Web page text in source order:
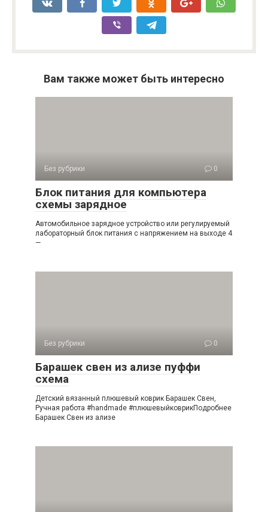
Вам также может быть интересно
Без рубрики 0
Блок питания для компьютера
схемы зарядное
Автомобильное зарядное устройство или регулируемый
лабораторный блок питания с напряжением на выходе 4
—
Без рубрики 0
Барашек свен из ализе пуффи
схема
Детский вязанный плюшевый коврик Барашек Свен,
Ручная работа #handmade #плюшевыйковрикПодробнее
Барашек Свен из ализе